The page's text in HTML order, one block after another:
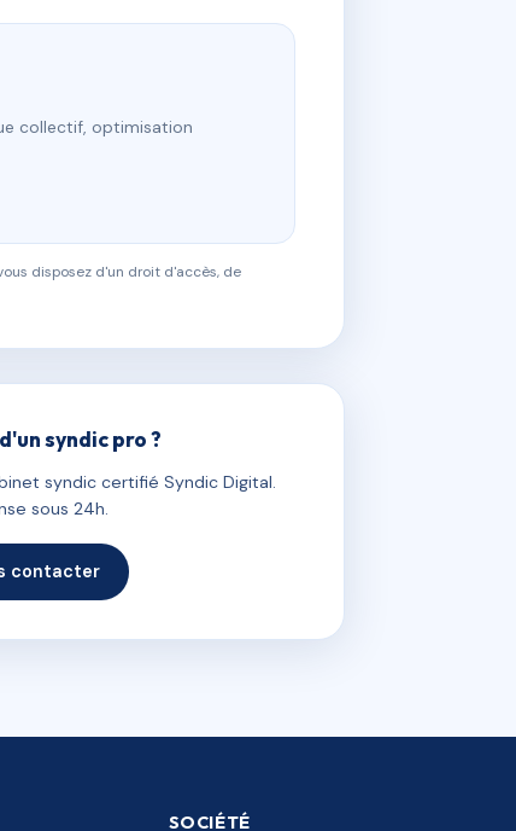
collectif, optimisation
disposez d'un droit d'accès, de
syndic pro ?
syndic certifié Syndic Digital.
sous 24h.
contacter
SOCIÉTÉ